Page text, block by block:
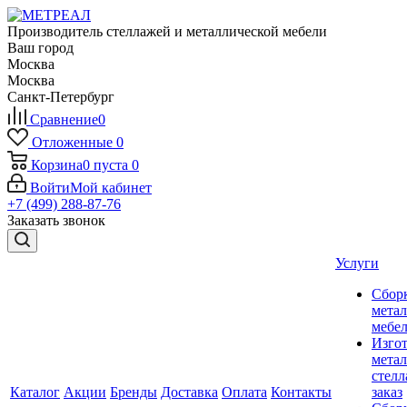
Производитель стеллажей и металлической мебели
Ваш город
Москва
Москва
Санкт-Петербург
Сравнение0
Отложенные 0
Корзина0 пуста 0
ВойтиМой кабинет
+7 (499) 288-87-76
Заказать звонок
Каталог Акции Бренды Доставка Оплата Контакты
Услуги
заказ